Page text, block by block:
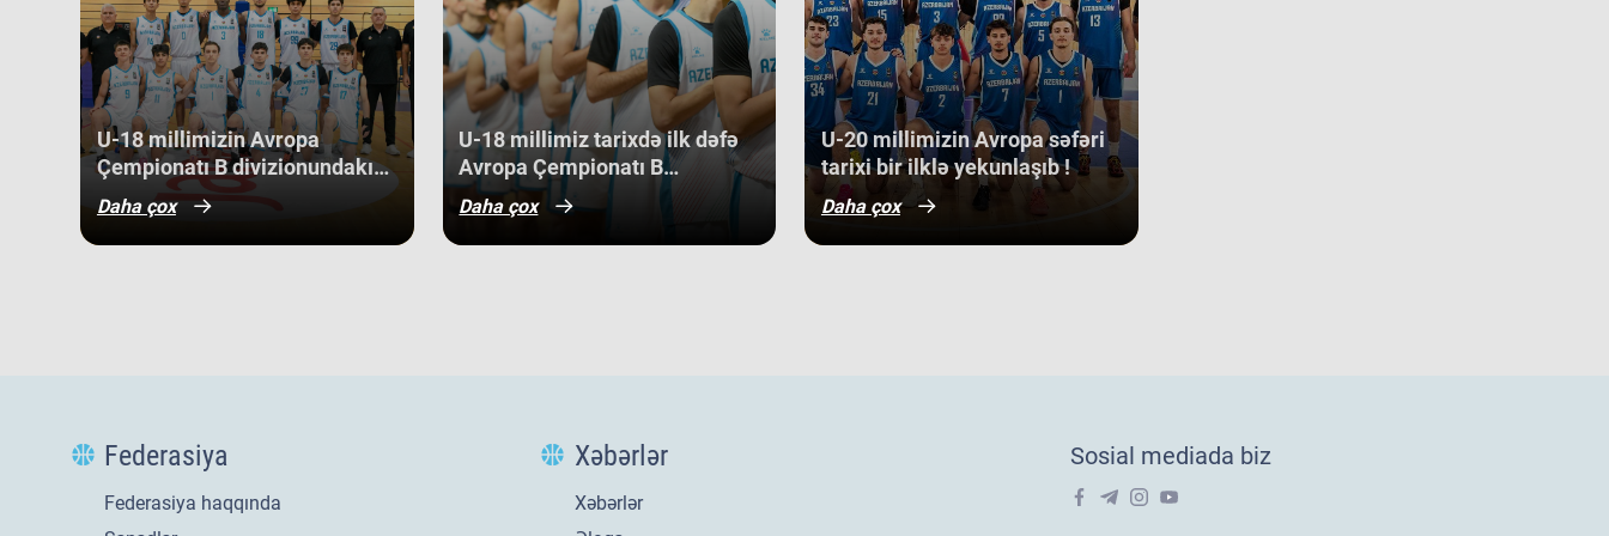
Kosovo kimi komandaları üstəliyə bilib. ​Belə bir gərgin rəqabət mühitində qazanılan 11-ci yer
gənc basketbolçularımız üçün həm böyük beynəlxalq təcrübə, həm də gələcək turnirlərdə daha
böyük uğurlar qazanmaq üçün möhkəm bir bünövrə deməkdir.
ən güclü rəqibimiz olan İsveç millisi çempionatın bürünc
medallarına sahib çıxıb. Digər rəqibimiz İrlandiya komandası pley-
off mərhələsini uğurla keçərək yarışın 5-cisi olub. Şimali
Makedoniya yığması isə ilk onluqda qərarlaşaraq çempionatı 9-
cu sırada bitirib. Millimiz çempionat boyu göstərdiyi əzmkar oyun
sayəsində ümumi sıralamada düz 10 ölkəni geridə qoymağı
bacarıb. Basketbolçularımız turnir cədvəlində Niderland, İsveçrə,
Albaniya və Kosovo kimi komandaları üstəliyə bilib. ​Belə bir
U-18 millimizin Avropa
Çempionatı B divizionundakı
oyunları yekunlaşıb.
Daha çox
U-18 millimiz tarixdə ilk dəfə
Avropa Çempionatı B
divizionunun qrup mərhələsində
qələbə qazanıb.
Daha çox
​U-20 millimizin Avropa səfəri
tarixi bir ilklə yekunlaşıb !
Daha çox
sonuncu oyununu keçirib. Millimiz 15-16-cı yerlər uğrunda
görüşdə İslandiya seçməsinə 73:91 hesabı ilə məğlub olub və
Daha çox
Federasiya
Federasiya haqqında
Xəbərlər
Xəbərlər
Sosial mediada biz